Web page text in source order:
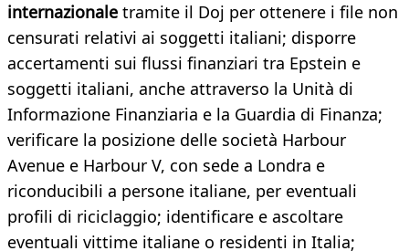
internazionale tramite il Doj per ottenere i file non
censurati relativi ai soggetti italiani; disporre
accertamenti sui flussi finanziari tra Epstein e
soggetti italiani, anche attraverso la Unità di
Informazione Finanziaria e la Guardia di Finanza;
verificare la posizione delle società Harbour
Avenue e Harbour V, con sede a Londra e
riconducibili a persone italiane, per eventuali
profili di riciclaggio; identificare e ascoltare
eventuali vittime italiane o residenti in Italia;